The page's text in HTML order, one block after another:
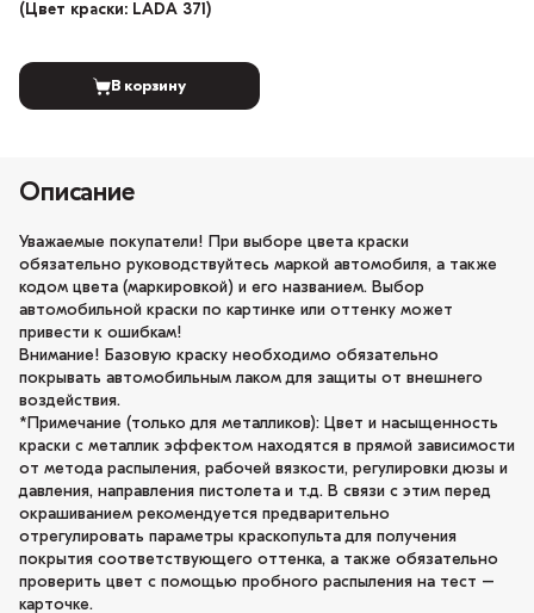
(Цвет краски: LADA 371)
В корзину
Описание
Уважаемые покупатели! При выборе цвета краски
обязательно руководствуйтесь маркой автомобиля, а также
кодом цвета (маркировкой) и его названием. Выбор
автомобильной краски по картинке или оттенку может
привести к ошибкам!
Внимание! Базовую краску необходимо обязательно
покрывать автомобильным лаком для защиты от внешнего
воздействия.
*Примечание (только для металликов): Цвет и насыщенность
краски с металлик эффектом находятся в прямой зависимости
от метода распыления, рабочей вязкости, регулировки дюзы и
давления, направления пистолета и т.д. В связи с этим перед
окрашиванием рекомендуется предварительно
отрегулировать параметры краскопульта для получения
покрытия соответствующего оттенка, а также обязательно
проверить цвет с помощью пробного распыления на тест –
карточке.